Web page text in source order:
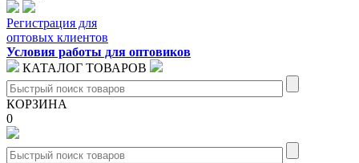
Регистрация для
оптовых клиентов
Условия работы для оптовиков
КАТАЛОГ ТОВАРОВ
КОРЗИНА
0